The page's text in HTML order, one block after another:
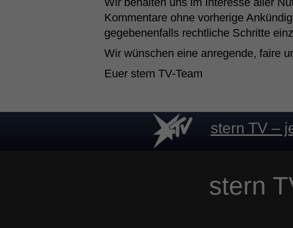
Kommentare ohne vorherige
gegebenenfalls rechtliche Schritte
Wir wünschen eine anregende, faire
Euer stern TV-Team
stern TV –
stern